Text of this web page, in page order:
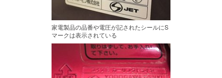
家電製品の品番や電圧が記されたシールにS
マークは表示されている